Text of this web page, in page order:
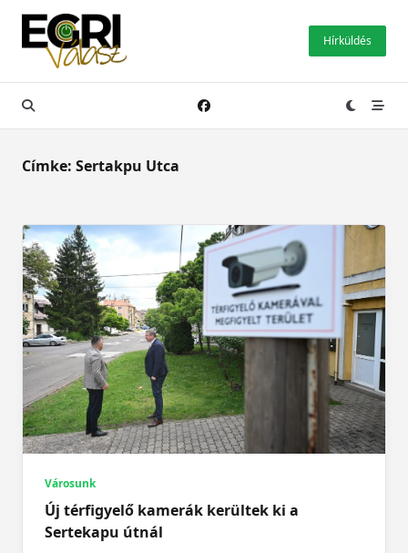
Skip
content
Hírküldés
Címke: Sertakpu Utca
Városunk
Új térfigyelő kamerák kerültek ki a
Sertekapu útnál